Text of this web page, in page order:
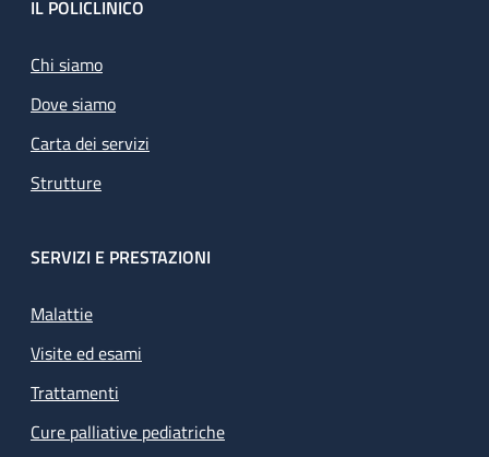
Footer
IL POLICLINICO
Chi siamo
Dove siamo
Carta dei servizi
Strutture
SERVIZI E PRESTAZIONI
Malattie
Visite ed esami
Trattamenti
Cure palliative pediatriche